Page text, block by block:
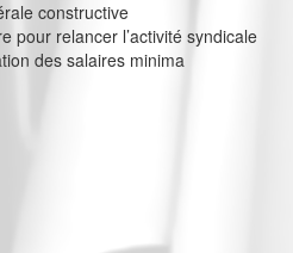
constructive
pour relancer l’activité syndicale
des salaires minima